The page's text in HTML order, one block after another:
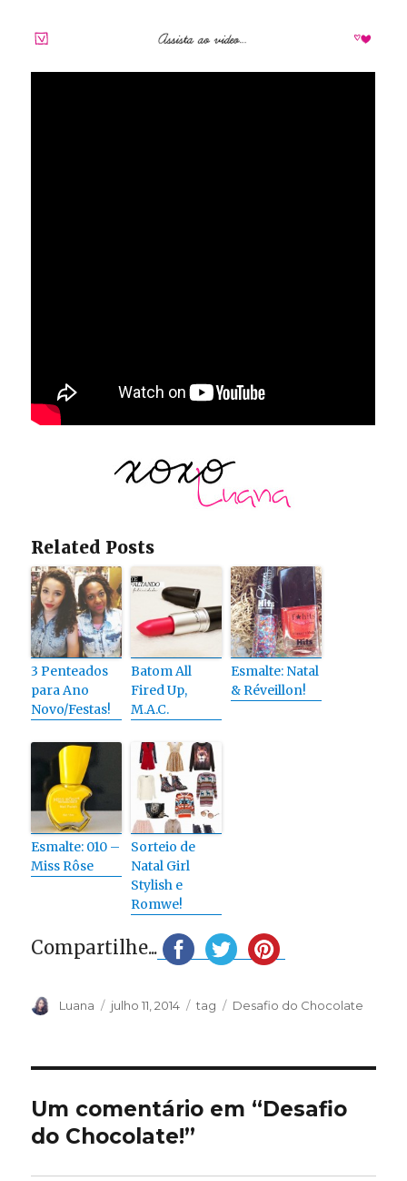
Related Posts
3 Penteados
para Ano
Novo/Festas!
Batom All
Fired Up,
M.A.C.
Esmalte: Natal
& Réveillon!
Esmalte: 010 –
Miss Rôse
Sorteio de
Natal Girl
Stylish e
Romwe!
Compartilhe...
Autor
Luana
Publicado
julho 11, 2014 Categorias
tag Tags
Desafio do Chocolate
Um comentário em “Desafio
do Chocolate!”